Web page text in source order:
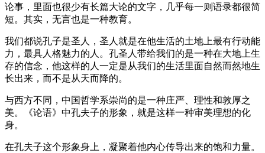
论事，里面也很少有长篇大论的文字，几乎每一则语录都很简
短。其实，无言也是一种教育。
我们都说孔子是圣人，圣人就是在他生活的土地上最有行动能
力，最具人格魅力的人。孔圣人带给我们的是一种在大地上生
存的信念，他这样的人一定是从我们的生活里面自然而然地生
长出来，而不是从天而降的。
与西方不同，中国哲学系崇尚的是一种庄严、理性和敦厚之
美。《论语》中孔夫子的形象，就是这样一种审美理想的化
身。
在孔夫子这个形象身上，凝聚着他内心传导出来的饱和力量。